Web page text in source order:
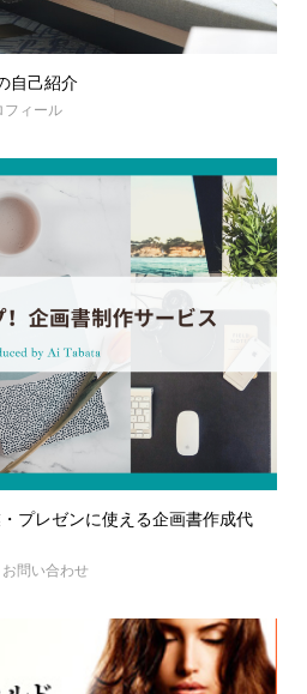
自己紹介
フィール
プレゼンに使える企画書作成代
お問い合わせ